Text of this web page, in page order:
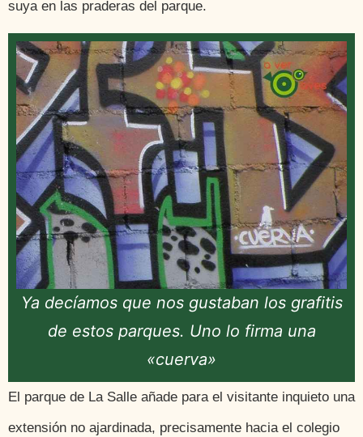
suya en las praderas del parque.
Ya decíamos que nos gustaban los grafitis
de estos parques. Uno lo firma una
«cuerva»
El parque de La Salle añade para el visitante inquieto una
extensión no ajardinada, precisamente hacia el colegio